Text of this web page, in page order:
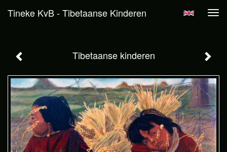
Tineke KvB - Tibetaanse Kinderen
Tibetaanse kinderen